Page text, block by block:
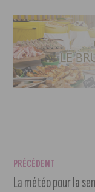
PRÉCÉDENT